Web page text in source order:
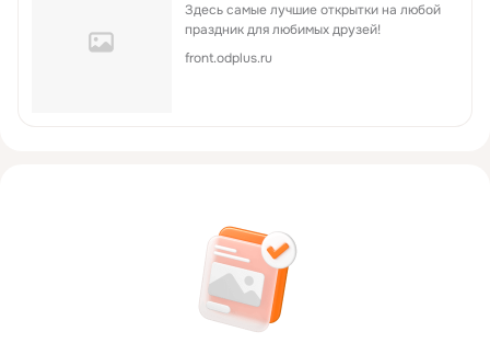
Здесь самые лучшие открытки на любой
праздник для любимых друзей!
front.odplus.ru